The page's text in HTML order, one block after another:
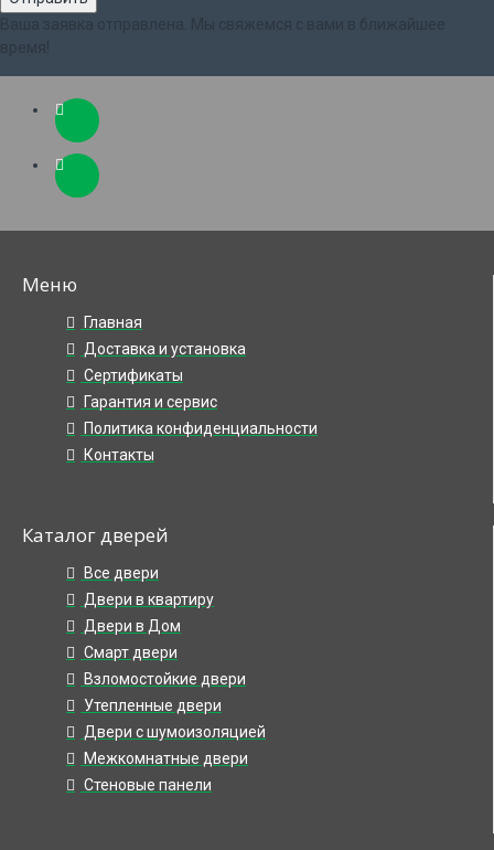
Меню
Главная
Доставка и установка
Сертификаты
Гарантия и сервис
Политика конфиденциальности
Контакты
Каталог дверей
Все двери
Двери в квартиру
Двери в Дом
Смарт двери
Взломостойкие двери
Утепленные двери
Двери с шумоизоляцией
Межкомнатные двери
Стеновые панели